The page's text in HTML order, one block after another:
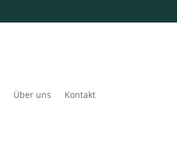
Über uns Kontakt